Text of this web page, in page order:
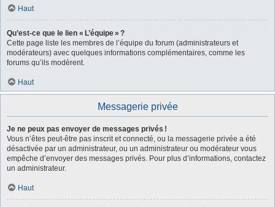
Haut
Qu’est-ce que le lien « L’équipe » ?
Cette page liste les membres de l’équipe du forum (administrateurs et
modérateurs) avec quelques informations complémentaires, comme les
forums qu’ils modèrent.
Haut
Messagerie privée
Je ne peux pas envoyer de messages privés !
Vous n’êtes peut-être pas inscrit et connecté, ou la messagerie privée a été
désactivée par un administrateur, ou un administrateur ou modérateur vous
empêche d’envoyer des messages privés. Pour plus d’informations, contactez
un administrateur.
Haut